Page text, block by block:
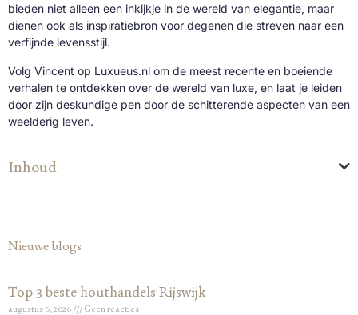
bieden niet alleen een inkijkje in de wereld van elegantie, maar
dienen ook als inspiratiebron voor degenen die streven naar een
verfijnde levensstijl.
Volg Vincent op Luxueus.nl om de meest recente en boeiende
verhalen te ontdekken over de wereld van luxe, en laat je leiden
door zijn deskundige pen door de schitterende aspecten van een
weelderig leven.
Inhoud
Nieuwe blogs
Top 3 beste houthandels Rijswijk
augustus 6, 2026 Geen reacties